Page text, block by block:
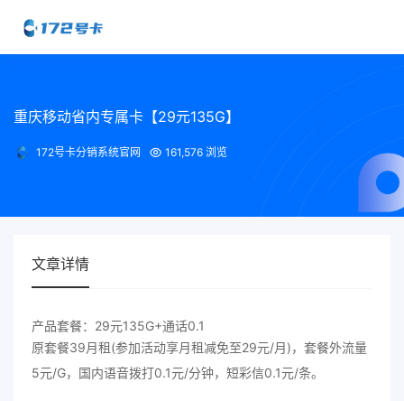
重庆移动省内专属卡【29元135G】
172号卡分销系统官网 161,576 浏览
文章详情
产品套餐：29元135G+通话0.1
原套餐39月租(参加活动享月租减免至29元/月)，套餐外流量
5元/G，国内语音拨打0.1元/分钟，短彩信0.1元/条。